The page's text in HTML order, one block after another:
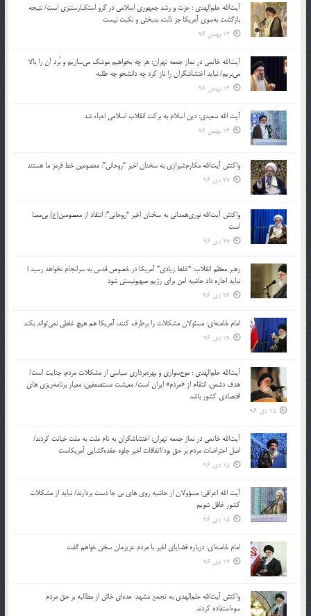
آیت‌الله علم‌الهدی : عزت و رشد جمهوری اسلامی در گرو استکبارستیزی است/ نتیجه
بازگشت به‌سوی آمریکا جز ذلت، بدبختی و نکبت نیست
13 بهمن 96
آیت‌الله خاتمی در نماز جمعه تهران: هر چه بخواهیم موشک می‌سازیم و بُرد آن را بالا
می‌بریم/ نباید اغتشاشگران را ناز کرد چه دانشجو چه طلبه
13 بهمن 96
آیت الله سعیدی: دین اسلام به برکت انقلاب اسلامی احیاء شد
13 بهمن 96
واکنش آیت‌الله مکارم‌شیرازی به سخنان اخیر “روحانی”: معصومین خط قرمز ما هستند
27 دی 96
واکنش آیت‌الله نوری‌همدانی به سخنان اخیر “روحانی”: انتقاد از معصومین(ع) بی‌معنا
است
27 دی 96
رهبر معظم انقلاب: “غلط زیادی” آمریکا در خصوص قدس به سرانجام نخواهد رسید |
نباید اجازه داد حاشیه امن برای رژیم صهیونیستی شود
26 دی 96
امام خامنه‌ای: مسئولان مشکلات را برطرف کنند، آمریکا هم هیچ غلطی نمی‌تواند بکند
19 دی 96
آیت‌الله علم‌الهدی : موج‌سواری و بهره‌برداری سیاسی از مشکلات مردم، جنایت است/
هدف دشمن، انتقام از «مردم» ایران است/ معیشت مستضعفین، معیار برنامه‌ریزی های
اقتصادی کشور باشد
15 دی 96
آیت‌الله خاتمی در نماز جمعه تهران: اغتشاشگران به نام ملت به ملت خیانت کردند/
اصل اعتراضات مردم بر حق بود/اتفاقات اخیر جلوه عقده‌گشایی آمریکاست
15 دی 96
آیت الله اعرافی: مسؤولان از حاشیه روی های بی جا دست بردارند/ نباید از مشکلات
کشور غافل شویم
15 دی 96
امام خامنه‌ای: درباره قضایای اخیر با مردم عزیزمان سخن خواهم گفت
12 دی 96
واکنش آیت‌الله علم‌الهدی به تجمع مشهد: عده‌ای خائن از مطالبه بر حق مردم
سوءاستفاده کردند